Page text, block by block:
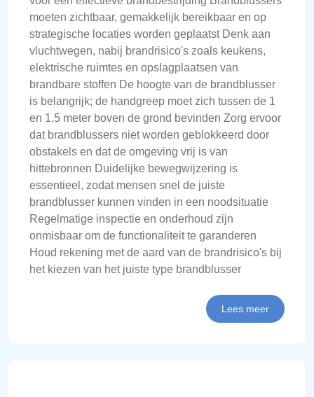
moeten zichtbaar, gemakkelijk bereikbaar en op
strategische locaties worden geplaatst Denk aan
vluchtwegen, nabij brandrisico's zoals keukens,
elektrische ruimtes en opslagplaatsen van
brandbare stoffen De hoogte van de brandblusser
is belangrijk; de handgreep moet zich tussen de 1
en 1,5 meter boven de grond bevinden Zorg ervoor
dat brandblussers niet worden geblokkeerd door
obstakels en dat de omgeving vrij is van
hittebronnen Duidelijke bewegwijzering is
essentieel, zodat mensen snel de juiste
brandblusser kunnen vinden in een noodsituatie
Regelmatige inspectie en onderhoud zijn
onmisbaar om de functionaliteit te garanderen
Houd rekening met de aard van de brandrisico's bij
het kiezen van het juiste type brandblusser
Lees meer